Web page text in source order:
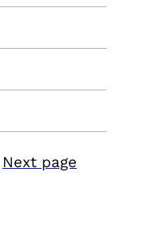
Next page